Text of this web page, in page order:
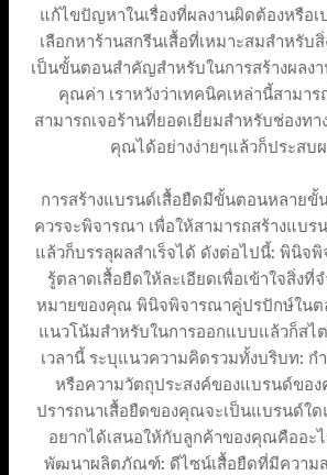
แก้ไขปัญหาในเรื่องที่ผลงานผิดต้องหรือเ
เลือกหาร้านสกรีนเสื้อที่เหมาะสมสำหรับ
เป็นขั้นตอนสำคัญสำหรับในการสร้างผลง
คุณค่า เราหวังว่าเทคนิคเหล่านี้สามา
สามารถเจอร้านที่ยอดเยี่ยมสำหรับช่องทา
คุณได้อย่างง่ายๆแล้วก็ประสบผ
การสร้างแบรนด์เสื้อยืดมีขั้นตอนหลาย
ควรจะพิจารณา เพื่อให้สามารถสร้างแบ
แล้วก็บรรลุผลสำเร็จได้ ดังต่อไปนี้: พินิจ
รู้ตลาดเสื้อยืดให้ละเอียดเพื่อเข้าใจสิ่งที่
หมายของคุณ พินิจพิจารณาคู่ปรปักษ์ในต
แนวโน้มสำหรับในการออกแบบแล้วก็สไ
เวลานี้ ระบุแนวความคิดรวมทั้งบริบท:
หรือความวัตถุประสงค์ของแบรนด์ขอ
ปรารถนาเสื้อยืดของคุณจะเป็นแบรนด์ใด
อยากได้เสนอให้กับลูกค้าของคุณคืออะ
พัฒนาผลิตภัณฑ์: ดีไซน์เสื้อยืดที่มีความส